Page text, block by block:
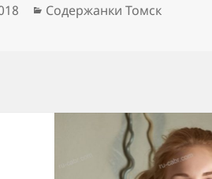
Рубрики
Содержанки Томск